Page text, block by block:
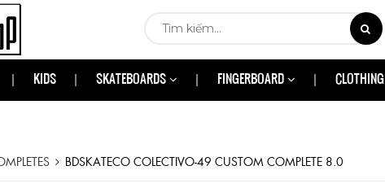
KIDS SKATEBOARDS FINGERBOARD CLOTHING
BDSKATECO COLECTIVO-49 CUSTOM COMPLETE 8.0